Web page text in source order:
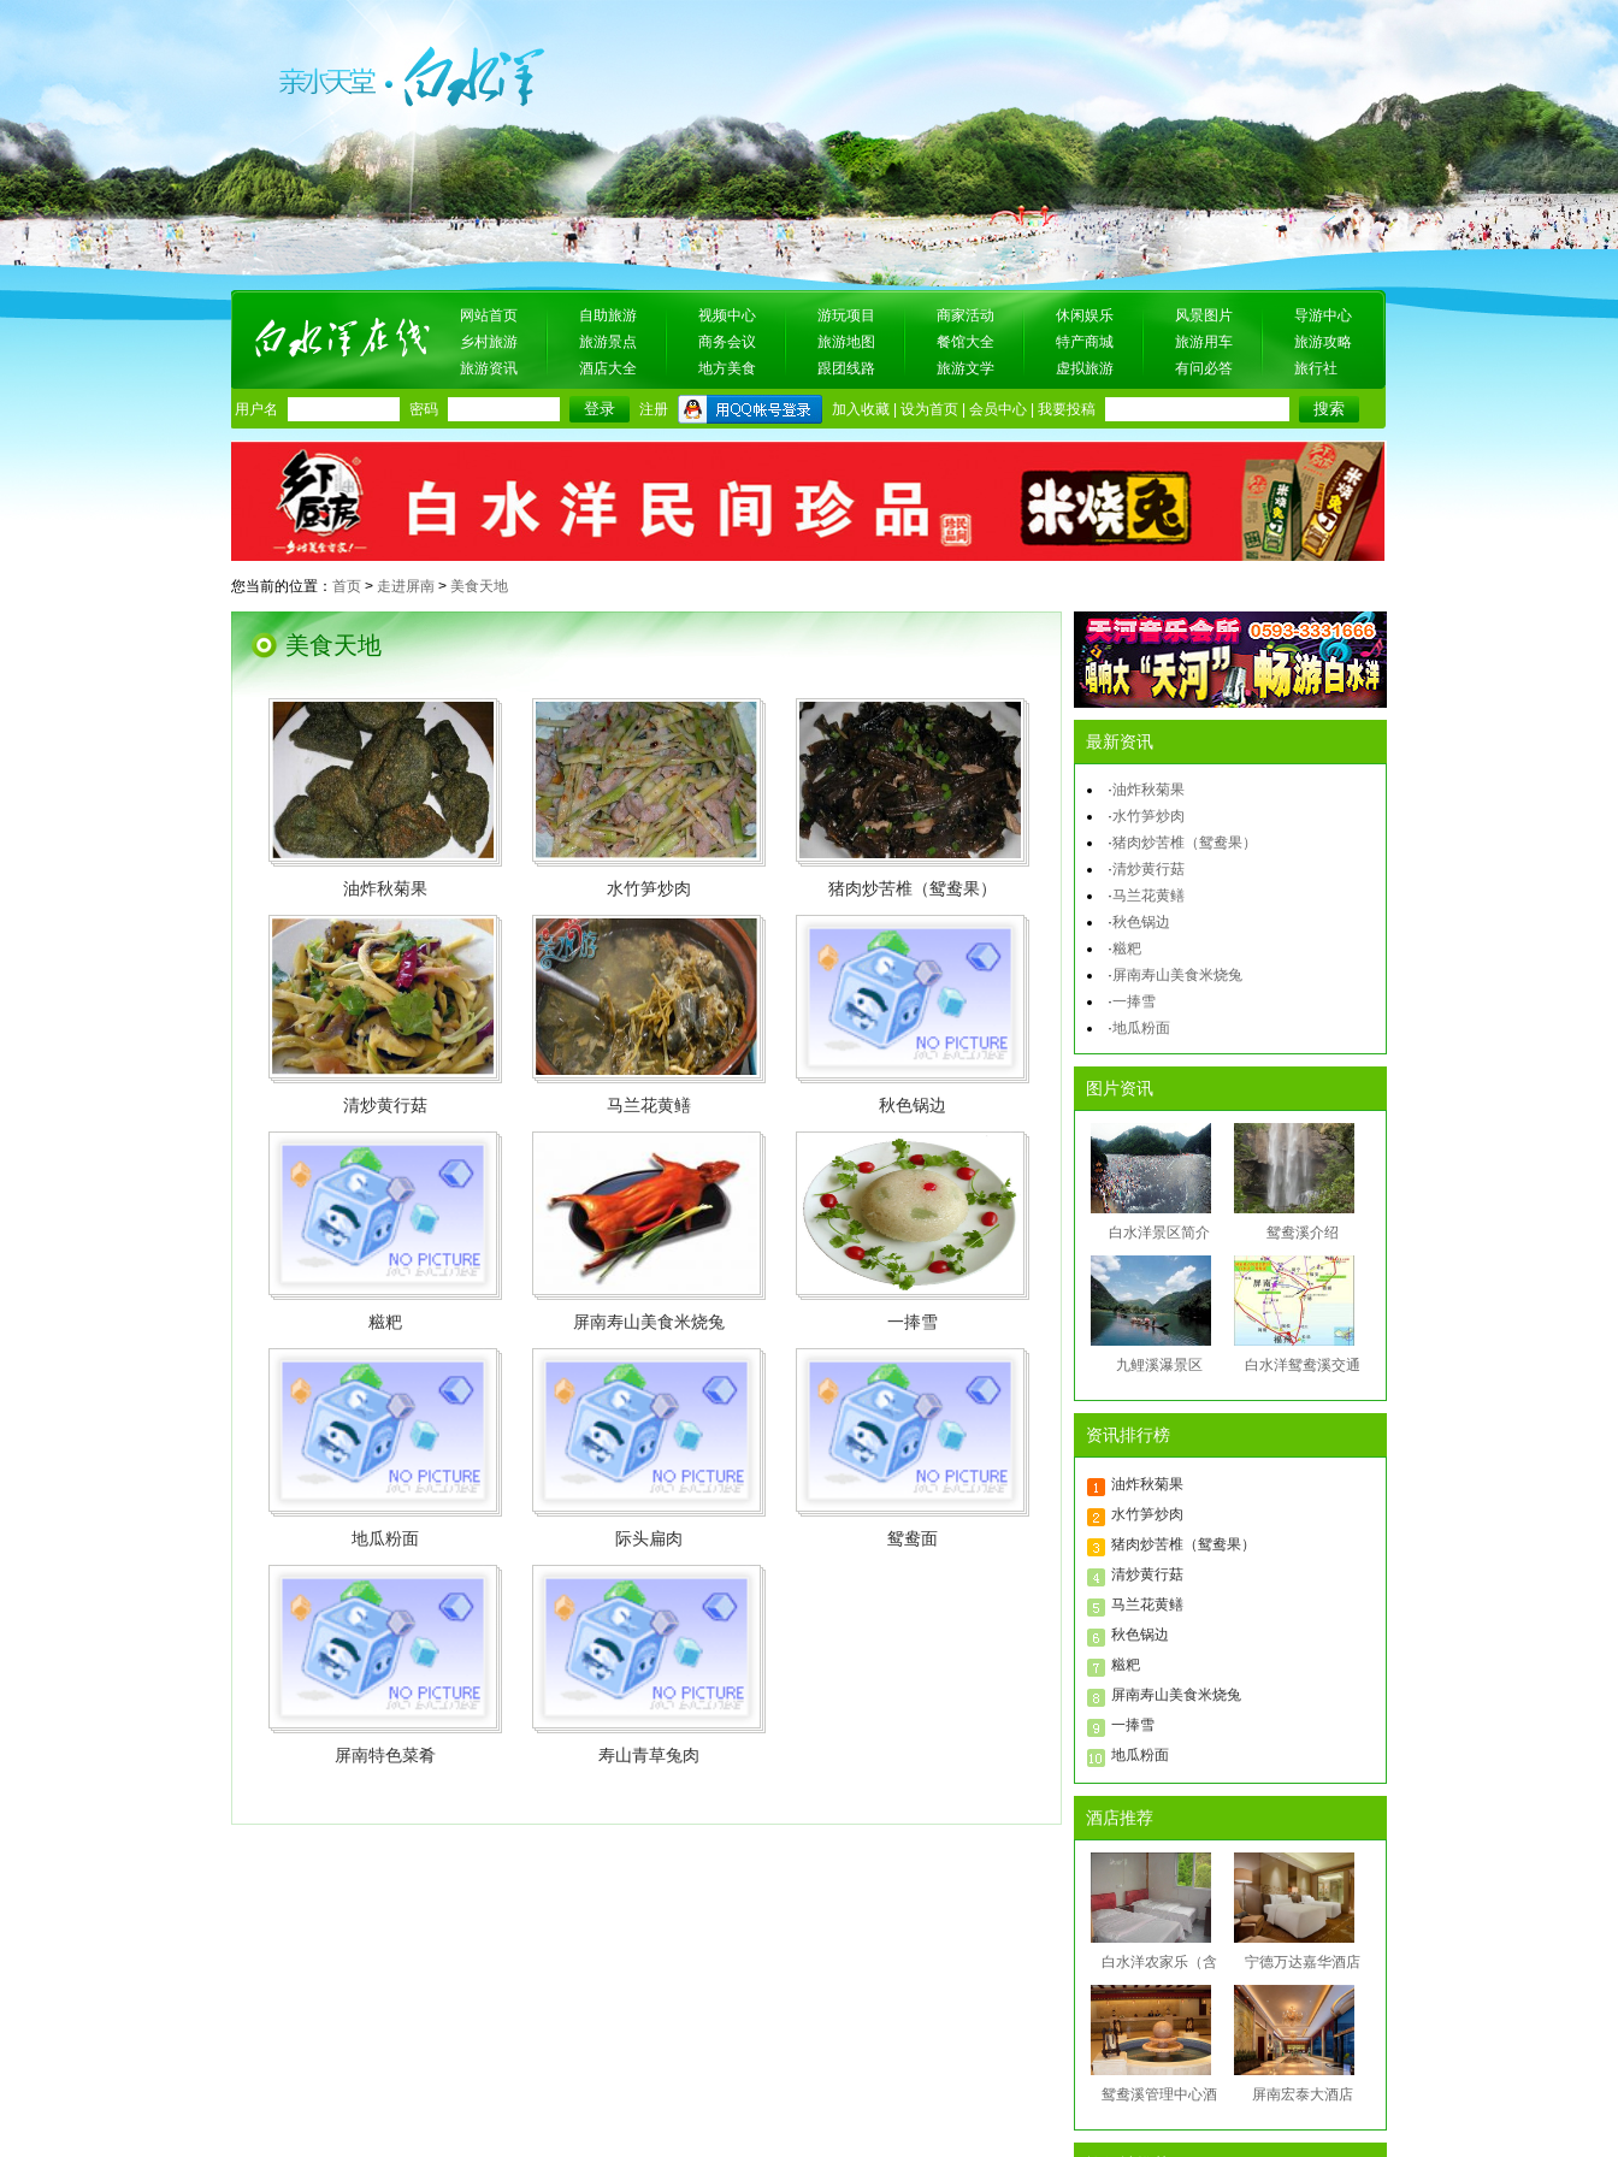
网站首页
乡村旅游
旅游资讯
自助旅游
旅游景点
酒店大全
视频中心
商务会议
地方美食
游玩项目
旅游地图
跟团线路
商家活动
餐馆大全
旅游文学
休闲娱乐
特产商城
虚拟旅游
风景图片
旅游用车
有问必答
导游中心
旅游攻略
旅行社
用户名 密码 注册 加入收藏 设为首页 会员中心 我要投稿
您当前的位置： 首页 > 走进屏南 > 美食天地
美食天地
油炸秋菊果 水竹笋炒肉 猪肉炒苦椎（鸳鸯果）
清炒黄行菇 马兰花黄鳝 秋色锅边
糍粑 屏南寿山美食米烧兔 一捧雪
地瓜粉面 际头扁肉 鸳鸯面
屏南特色菜肴 寿山青草兔肉
最新资讯
·油炸秋菊果
·水竹笋炒肉
·猪肉炒苦椎（鸳鸯果）
·清炒黄行菇
·马兰花黄鳝
·秋色锅边
·糍粑
·屏南寿山美食米烧兔
·一捧雪
·地瓜粉面
图片资讯
白水洋景区简介 鸳鸯溪介绍
九鲤溪瀑景区 白水洋鸳鸯溪交通
资讯排行榜
油炸秋菊果
水竹笋炒肉
猪肉炒苦椎（鸳鸯果）
清炒黄行菇
马兰花黄鳝
秋色锅边
糍粑
屏南寿山美食米烧兔
一捧雪
地瓜粉面
酒店推荐
白水洋农家乐（含 宁德万达嘉华酒店
鸳鸯溪管理中心酒 屏南宏泰大酒店